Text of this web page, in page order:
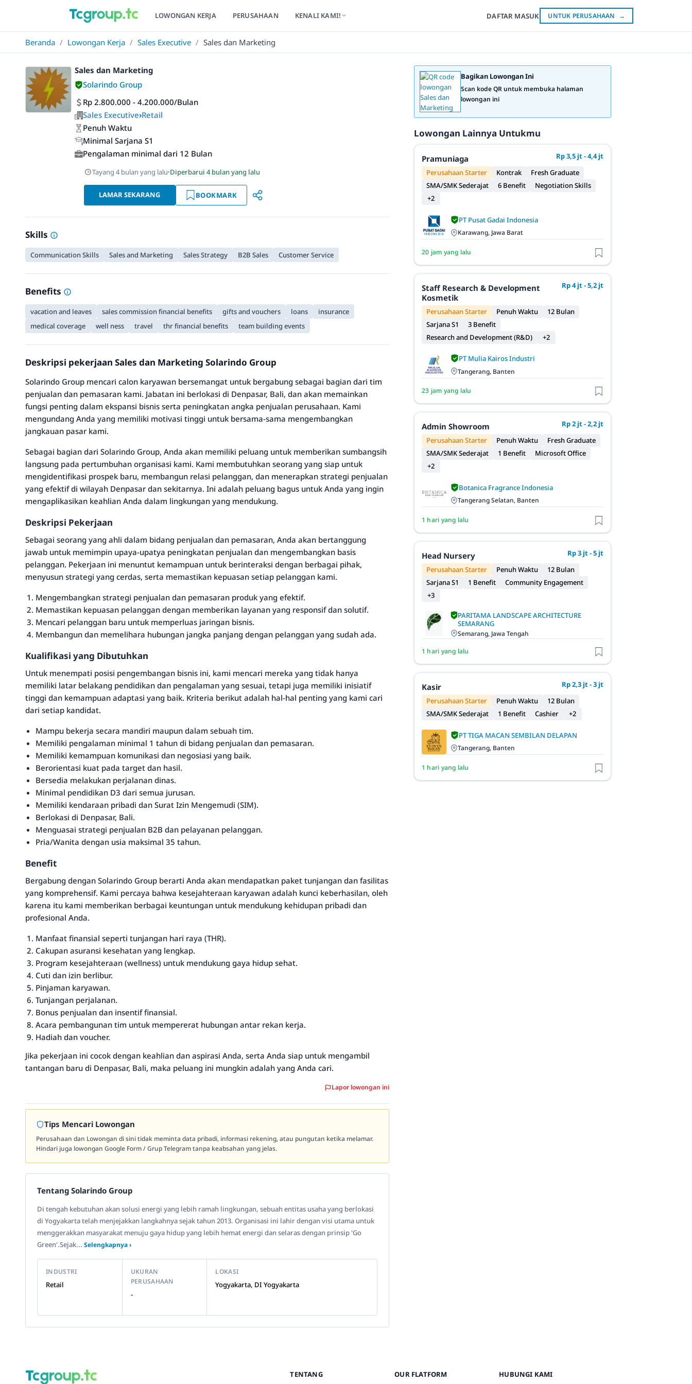
LOWONGAN KERJA PERUSAHAAN KENALI KAMI! DAFTAR MASUK UNTUK PERUSAHAAN →
Beranda / Lowongan Kerja / Sales Executive / Sales dan Marketing
Sales dan Marketing
Solarindo Group
Rp 2.800.000 - 4.200.000/Bulan
Sales Executive›Retail
Penuh Waktu
Minimal Sarjana S1
Pengalaman minimal dari 12 Bulan
Tayang 4 bulan yang lalu·Diperbarui 4 bulan yang lalu
LAMAR SEKARANG BOOKMARK
Skills
Communication Skills Sales and Marketing Sales Strategy B2B Sales Customer Service
Benefits
vacation and leaves sales commission financial benefits gifts and vouchers loans
insurance
medical coverage
well ness travel thr financial benefits team building events
Deskripsi pekerjaan Sales dan Marketing Solarindo Group
Solarindo Group mencari calon karyawan bersemangat untuk bergabung sebagai bagian dari tim
penjualan dan pemasaran kami. Jabatan ini berlokasi di Denpasar, Bali, dan akan memainkan
fungsi penting dalam ekspansi bisnis serta peningkatan angka penjualan perusahaan. Kami
mengundang Anda yang memiliki motivasi tinggi untuk bersama-sama mengembangkan
jangkauan pasar kami.
Sebagai bagian dari Solarindo Group, Anda akan memiliki peluang untuk memberikan sumbangsih
langsung pada pertumbuhan organisasi kami. Kami membutuhkan seorang yang siap untuk
mengidentifikasi prospek baru, membangun relasi pelanggan, dan menerapkan strategi penjualan
yang efektif di wilayah Denpasar dan sekitarnya. Ini adalah peluang bagus untuk Anda yang ingin
mengaplikasikan keahlian Anda dalam lingkungan yang mendukung.
Deskripsi Pekerjaan
Sebagai seorang yang ahli dalam bidang penjualan dan pemasaran, Anda akan bertanggung
jawab untuk memimpin upaya-upatya peningkatan penjualan dan mengembangkan basis
pelanggan. Pekerjaan ini menuntut kemampuan untuk berinteraksi dengan berbagai pihak,
menyusun strategi yang cerdas, serta memastikan kepuasan setiap pelanggan kami.
Mengembangkan strategi penjualan dan pemasaran produk yang efektif.
Memastikan kepuasan pelanggan dengan memberikan layanan yang responsif dan solutif.
Mencari pelanggan baru untuk memperluas jaringan bisnis.
Membangun dan memelihara hubungan jangka panjang dengan pelanggan yang sudah ada.
Kualifikasi yang Dibutuhkan
Untuk menempati posisi pengembangan bisnis ini, kami mencari mereka yang tidak hanya
memiliki latar belakang pendidikan dan pengalaman yang sesuai, tetapi juga memiliki inisiatif
tinggi dan kemampuan adaptasi yang baik. Kriteria berikut adalah hal-hal penting yang kami cari
dari setiap kandidat.
Mampu bekerja secara mandiri maupun dalam sebuah tim.
Memiliki pengalaman minimal 1 tahun di bidang penjualan dan pemasaran.
Memiliki kemampuan komunikasi dan negosiasi yang baik.
Berorientasi kuat pada target dan hasil.
Bersedia melakukan perjalanan dinas.
Minimal pendidikan D3 dari semua jurusan.
Memiliki kendaraan pribadi dan Surat Izin Mengemudi (SIM).
Berlokasi di Denpasar, Bali.
Menguasai strategi penjualan B2B dan pelayanan pelanggan.
Pria/Wanita dengan usia maksimal 35 tahun.
Benefit
Bergabung dengan Solarindo Group berarti Anda akan mendapatkan paket tunjangan dan fasilitas
yang komprehensif. Kami percaya bahwa kesejahteraan karyawan adalah kunci keberhasilan, oleh
karena itu kami memberikan berbagai keuntungan untuk mendukung kehidupan pribadi dan
profesional Anda.
Manfaat finansial seperti tunjangan hari raya (THR).
Cakupan asuransi kesehatan yang lengkap.
Program kesejahteraan (wellness) untuk mendukung gaya hidup sehat.
Cuti dan izin berlibur.
Pinjaman karyawan.
Tunjangan perjalanan.
Bonus penjualan dan insentif finansial.
Acara pembangunan tim untuk mempererat hubungan antar rekan kerja.
Hadiah dan voucher.
Jika pekerjaan ini cocok dengan keahlian dan aspirasi Anda, serta Anda siap untuk mengambil
tantangan baru di Denpasar, Bali, maka peluang ini mungkin adalah yang Anda cari.
Lapor lowongan ini
Tips Mencari Lowongan
Perusahaan dan Lowongan di sini tidak meminta data pribadi, informasi rekening, atau pungutan ketika melamar.
Hindari juga lowongan Google Form / Grup Telegram tanpa keabsahan yang jelas.
Tentang Solarindo Group
Di tengah kebutuhan akan solusi energi yang lebih ramah lingkungan, sebuah entitas usaha yang berlokasi
di Yogyakarta telah menjejakkan langkahnya sejak tahun 2013. Organisasi ini lahir dengan visi utama untuk
menggerakkan masyarakat menuju gaya hidup yang lebih hemat energi dan selaras dengan prinsip 'Go
Green'.Sejak... Selengkapnya ›
INDUSTRI
Retail
UKURAN
PERUSAHAAN
-
LOKASI
Yogyakarta, DI Yogyakarta
Bagikan Lowongan Ini
Scan kode QR untuk membuka halaman
lowongan ini
Lowongan Lainnya Untukmu
Pramuniaga
Rp 3,5 jt - 4,4 jt
Perusahaan Starter
Kontrak
Fresh Graduate
SMA/SMK Sederajat
6 Benefit
Negotiation Skills
+2
PT Pusat Gadai Indonesia
Karawang, Jawa Barat
20 jam yang lalu
Staff Research & Development
Kosmetik
Rp 4 jt - 5,2 jt
Perusahaan Starter Penuh Waktu
12 Bulan
Sarjana S1
3 Benefit
Research and Development (R&D)
+2
PT Mulia Kairos Industri
Tangerang, Banten
23 jam yang lalu
Admin Showroom
Rp 2 jt - 2,2 jt
Perusahaan Starter
Penuh Waktu
Fresh Graduate
SMA/SMK Sederajat
1 Benefit
Microsoft Office
+2
Botanica Fragrance Indonesia
Tangerang Selatan, Banten
1 hari yang lalu
Head Nursery
Rp 3 jt - 5 jt
Perusahaan Starter
Penuh Waktu
12 Bulan
Sarjana S1
1 Benefit
Community Engagement
+3
PARITAMA LANDSCAPE ARCHITECTURE
SEMARANG
Semarang, Jawa Tengah
1 hari yang lalu
Kasir
Rp 2,3 jt - 3 jt
Perusahaan Starter
Penuh Waktu
12 Bulan
SMA/SMK Sederajat
1 Benefit Cashier +2
PT TIGA MACAN SEMBILAN DELAPAN
Tangerang, Banten
1 hari yang lalu
TENTANG OUR FLATFORM HUBUNGI KAMI